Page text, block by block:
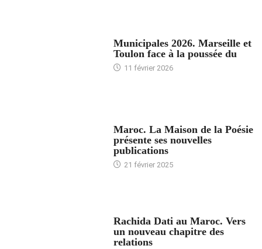
Municipales 2026. Marseille et
Toulon face à la poussée du
11 février 2026
Maroc. La Maison de la Poésie
présente ses nouvelles
publications
21 février 2025
Rachida Dati au Maroc. Vers
un nouveau chapitre des
relations